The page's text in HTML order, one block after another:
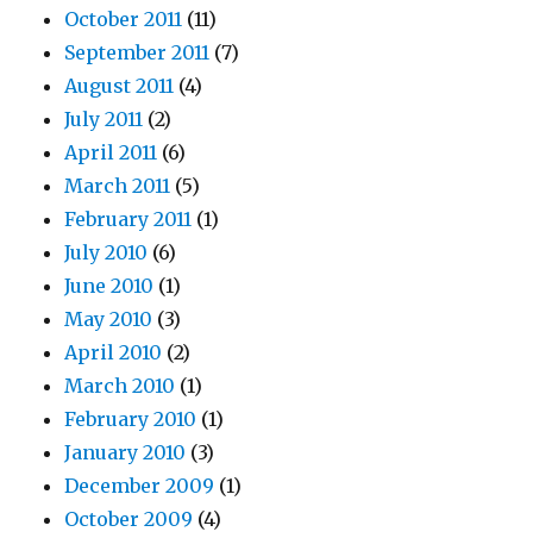
October 2011 (11)
September 2011 (7)
August 2011 (4)
July 2011 (2)
April 2011 (6)
March 2011 (5)
February 2011 (1)
July 2010 (6)
June 2010 (1)
May 2010 (3)
April 2010 (2)
March 2010 (1)
February 2010 (1)
January 2010 (3)
December 2009 (1)
October 2009 (4)